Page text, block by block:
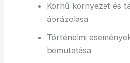
Korhű környezet és
ábrázolása
Történelmi
bemutatása